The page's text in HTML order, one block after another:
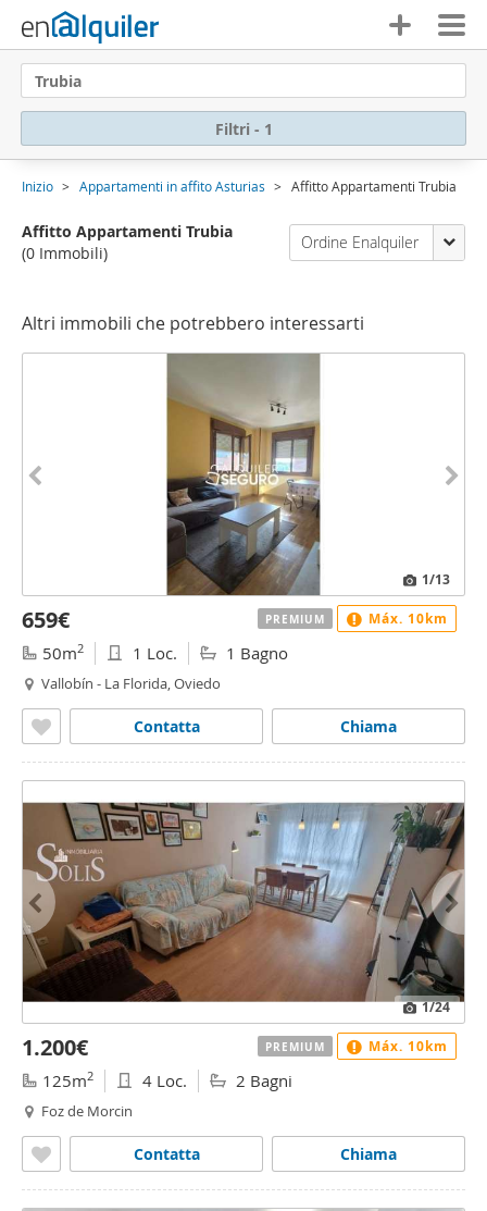
Trubia
Filtri - 1
Inizio Appartamenti in affito Asturias Affitto Appartamenti Trubia
Affitto Appartamenti Trubia
(0 Immobili)
Ordine Enalquiler
Altri immobili che potrebbero interessarti
1/13
659€
50m2 1 Loc. 1 Bagno
Vallobín - La Florida, Oviedo
Chiama
Contatta
PREMIUM Máx. 10km
1/24
1.200€
125m2 4 Loc. 2 Bagni
Foz de Morcin
Chiama
Contatta
PREMIUM Máx. 10km